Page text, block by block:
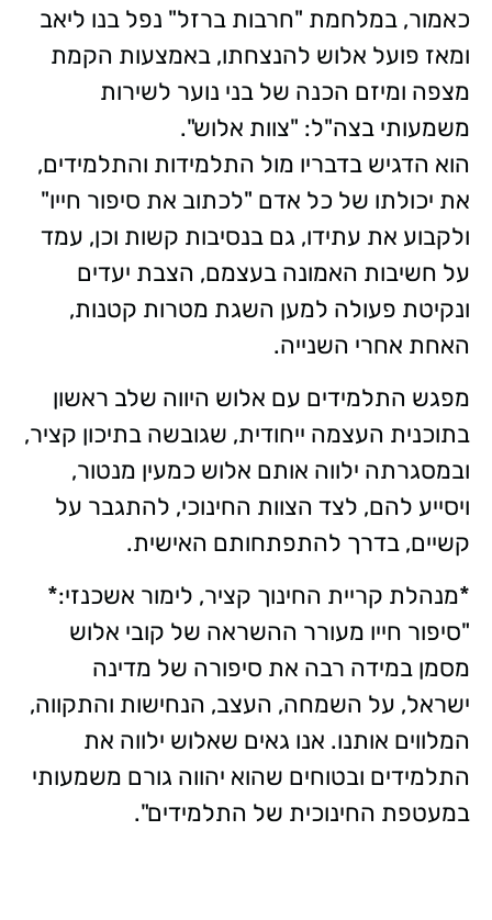
כאמור, במלחמת "חרבות ברזל" נפל בנו ליאב
ומאז פועל אלוש להנצחתו, באמצעות הקמת
מצפה ומיזם הכנה של בני נוער לשירות
משמעותי בצה"ל: "צוות אלוש".
הוא הדגיש בדבריו מול התלמידות והתלמידים,
את יכולתו של כל אדם "לכתוב את סיפור חייו"
ולקבוע את עתידו, גם בנסיבות קשות וכן, עמד
על חשיבות האמונה בעצמם, הצבת יעדים
ונקיטת פעולה למען השגת מטרות קטנות,
האחת אחרי השנייה.
מפגש התלמידים עם אלוש היווה שלב ראשון
בתוכנית העצמה ייחודית, שגובשה בתיכון קציר,
ובמסגרתה ילווה אותם אלוש כמעין מנטור,
ויסייע להם, לצד הצוות החינוכי, להתגבר על
קשיים, בדרך להתפתחותם האישית.
*מנהלת קריית החינוך קציר, לימור אשכנזי:*
"סיפור חייו מעורר ההשראה של קובי אלוש
מסמן במידה רבה את סיפורה של מדינה
ישראל, על השמחה, העצב, הנחישות והתקווה,
המלווים אותנו. אנו גאים שאלוש ילווה את
התלמידים ובטוחים שהוא יהווה גורם משמעותי
במעטפת החינוכית של התלמידים".